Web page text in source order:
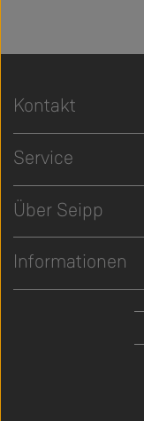
Kontakt
Service
Über Seipp
Informationen